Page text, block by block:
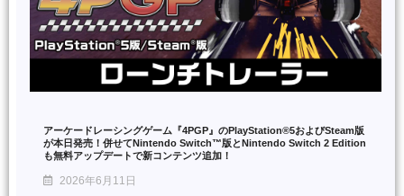
アーケードレーシングゲーム『4PGP』のPlayStation®5およびSteam版
が本日発売！併せてNintendo Switch™版とNintendo Switch 2 Edition
も無料アップデートで新コンテンツ追加！
2026年6月11日